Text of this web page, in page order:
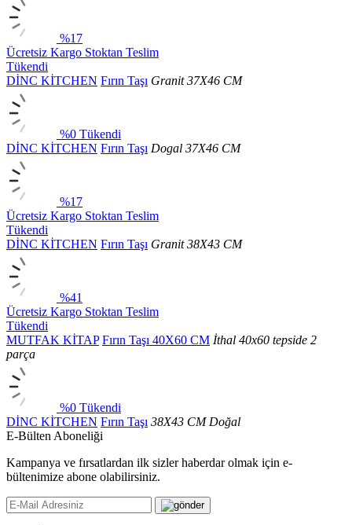
%17
Ücretsiz Kargo Stoktan Teslim
Tükendi
DİNC KİTCHEN Fırın Taşı Granit 37X46 CM
%0 Tükendi
DİNC KİTCHEN Fırın Taşı Dogal 37X46 CM
%17
Ücretsiz Kargo Stoktan Teslim
Tükendi
DİNC KİTCHEN Fırın Taşı Granit 38X43 CM
%41
Ücretsiz Kargo Stoktan Teslim
Tükendi
MUTFAK KİTAP Fırın Taşı 40X60 CM İthal 40x60 tepside 2
parça
%0 Tükendi
DİNC KİTCHEN Fırın Taşı 38X43 CM Doğal
E-Bülten Aboneliği
Kampanya ve fırsatlardan ilk sizler haberdar olmak için e-
bültenimize abone olabilirsiniz.